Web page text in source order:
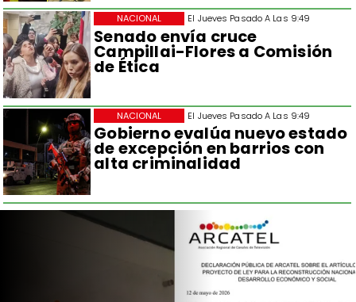
El Jueves Pasado A Las 9:49
Senado envía cruce
Campillai-Flores a Comisión
de Ética
NACIONAL
El Jueves Pasado A Las 9:49
Gobierno evalúa nuevo estado
de excepción en barrios con
alta criminalidad
NACIONAL